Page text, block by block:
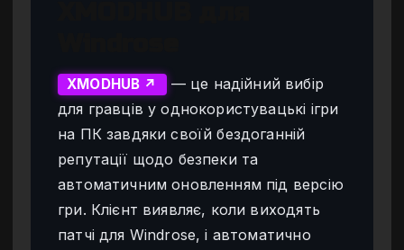
XMODHUB ↗
— це надійний вибір
для гравців у однокористувацькі ігри
на ПК завдяки своїй бездоганній
репутації щодо безпеки та
автоматичним оновленням під версію
гри. Клієнт виявляє, коли виходять
патчі для Windrose, і автоматично